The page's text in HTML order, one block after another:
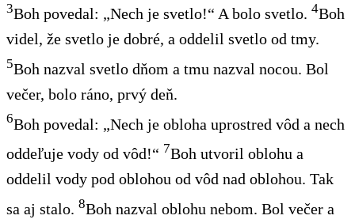
3Boh povedal: „Nech je svetlo!“ A bolo svetlo. 4Boh
videl, že svetlo je dobré, a oddelil svetlo od tmy.
5Boh nazval svetlo dňom a tmu nazval nocou. Bol
večer, bolo ráno, prvý deň.
6Boh povedal: „Nech je obloha uprostred vôd a nech
oddeľuje vody od vôd!“ 7Boh utvoril oblohu a
oddelil vody pod oblohou od vôd nad oblohou. Tak
sa aj stalo. 8Boh nazval oblohu nebom. Bol večer a